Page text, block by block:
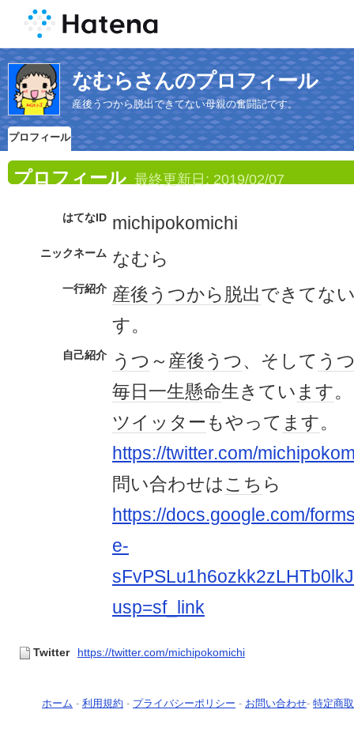
なむらさんのプロフィール
産後うつから脱出できてない母親の奮闘記です。
プロフィール
プロフィール 最終更新日: 2019/02/07
はてなID michipokomichi
ニックネーム なむら
一行紹介 産後うつから 脱出できてな
す。
自己紹介 うつ ～ 産後うつ、そして う
毎日 一生懸命生きてい ます。
ツイッター もやって ます。
https://twitter.com/
問い合わせはこち ら
https://docs.google.com/
e-
usp=sf_link
Twitter https://twitter.com/michipokomichi
ホーム - 利用規約 - プライバシーポリシー - お問い合わせ- 特定商